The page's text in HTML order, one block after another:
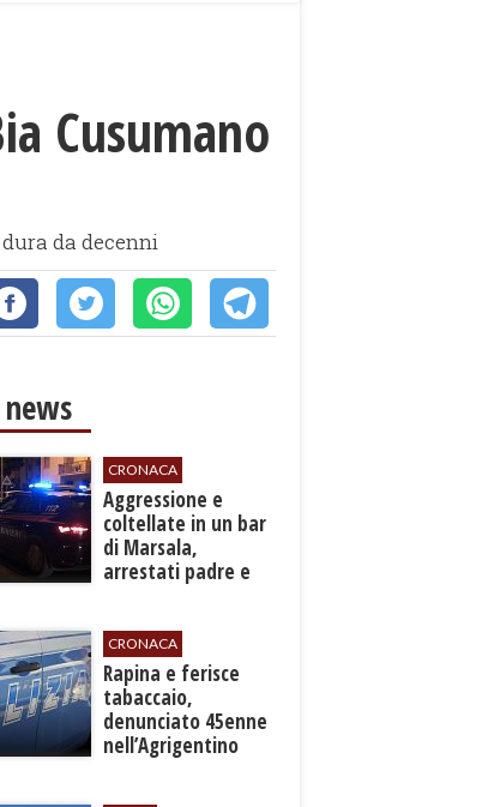
Cusumano
da decenni
CRONACA
​Aggressione e
coltellate in un bar
di Marsala,
arrestati padre e
CRONACA
​Rapina e ferisce
tabaccaio,
denunciato 45enne
nell’Agrigentino